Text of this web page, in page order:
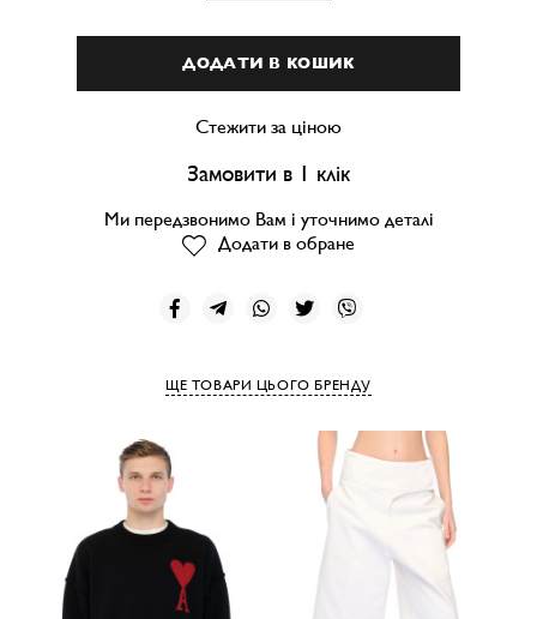
ДОДАТИ В КОШИК
Стежити за ціною
Замовити в 1 клік
Ми передзвонимо Вам і уточнимо деталі
Додати в обране
ЩЕ ТОВАРИ ЦЬОГО БРЕНДУ